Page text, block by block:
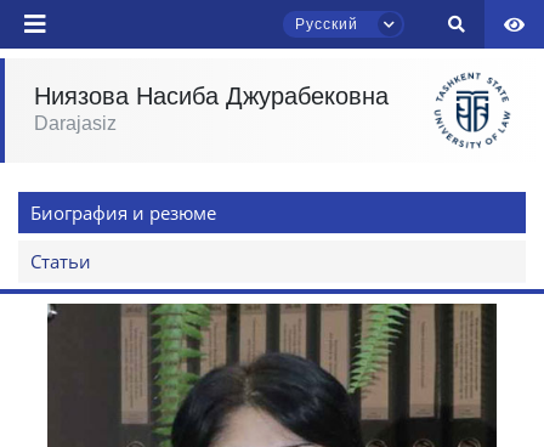
Русский
Ниязова Насиба Джурабековна
Darajasiz
Биография и резюме
Статьи
Чат приёмной комиссии ТГЮУ
Здравствуйте! Добро пожаловать в чат
Оставляйте здесь свои обращения по
вопросам приёма.
Выберите тему — затем появятся
конкретные вопросы: